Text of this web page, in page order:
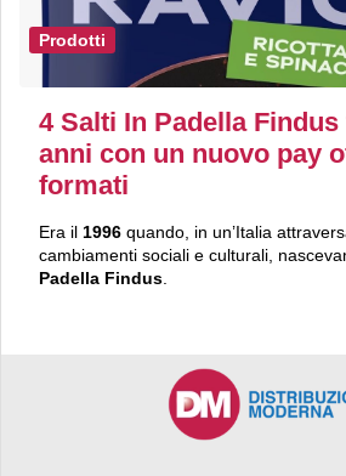
Prodotti
4 Salti In Padella
anni con un nuovo pay
formati
Era il 1996 quando, in un’Italia
cambiamenti sociali e culturali,
Padella Findus